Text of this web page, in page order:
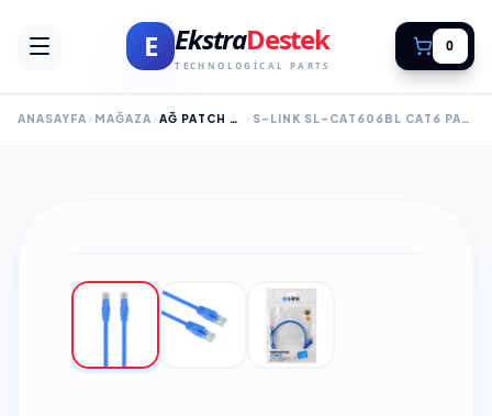
E EkstraDestek
TECHNOLOGICAL PARTS
0
ANASAYFA MAĞAZA AĞ PATCH KABLOLARI S-LINK SL-CAT606BL CAT6 PATCH 60CM KABLO (MAVI)